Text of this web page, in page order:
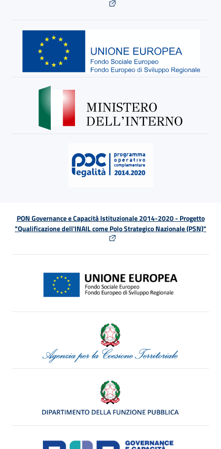
PON Governance e Capacità Istituzionale 2014-2020 - Progetto
"Qualificazione dell'INAIL come Polo Strategico Nazionale (PSN)"